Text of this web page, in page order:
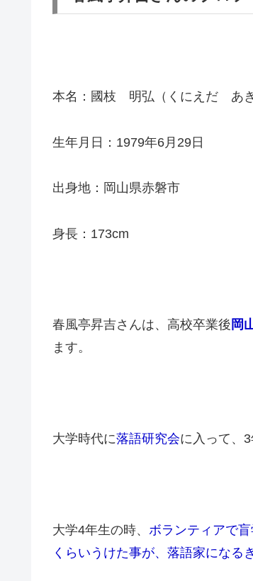
本名：國枝 明弘（くにえだ あき
生年月日：1979年6月29日
出身地：岡山県赤磐市
身長：173cm
春風亭昇吉さんは、高校卒業後 岡
ます。
大学時代に落語研究会に入って、
大学4年生の時、 ボランティアで
くらいうけた事が、落語家になる